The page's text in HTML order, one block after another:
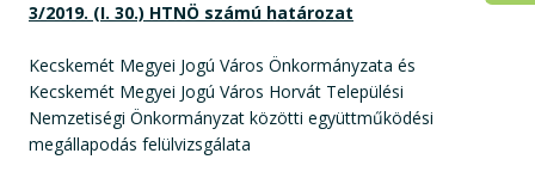
3/2019. (I. 30.) HTNÖ számú határozat
Kecskemét Megyei Jogú Város Önkormányzata és
Kecskemét Megyei Jogú Város Horvát Települési
Nemzetiségi Önkormányzat közötti együttműködési
megállapodás felülvizsgálata